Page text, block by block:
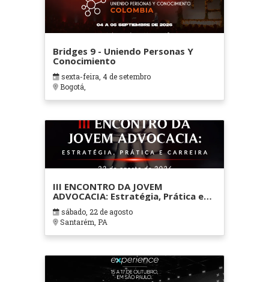
Bridges 9 - Uniendo Personas Y
Conocimiento
sexta-feira, 4 de setembro
Bogotá,
III ENCONTRO DA JOVEM
ADVOCACIA: Estratégia, Prática e
Carreira
sábado, 22 de agosto
Santarém, PA